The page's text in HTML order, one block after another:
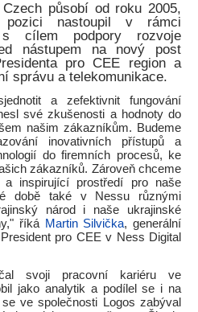
působí od roku 2005,
pozici nastoupil v rámci
s cílem podpory rozvoje
nástupem na nový post
pro CEE region a
správu a telekomunikace.
a zefektivnit fungování
své zkušenosti a hodnoty do
našim zákazníkům. Budeme
inovativních přístupů a
do firemních procesů, ke
zákazníků. Zároveň chceme
a inspirující prostředí pro naše
době také v Nessu různými
národ i naše ukrajinské
říká Martin Silvička, generální
pro CEE v Ness Digital
svoji pracovní kariéru ve
jako analytik a podílel se i na
ve společnosti Logos zabýval